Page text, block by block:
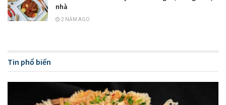
nhà
2 NĂM AGO
Tin phổ biến